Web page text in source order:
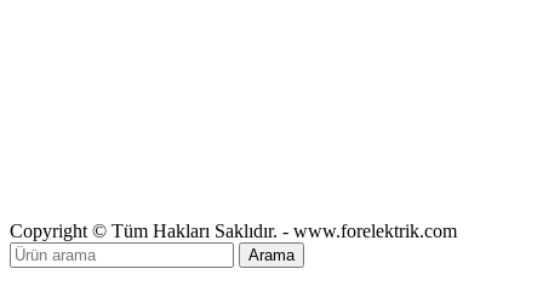
Copyright © Tüm Hakları Saklıdır. - www.forelektrik.com
Arama